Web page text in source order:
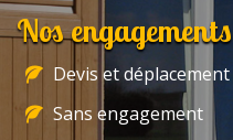
Nos engagements
Devis et
Sans engagement